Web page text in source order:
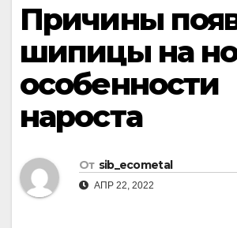
Причины
шипицы на
особенности
нароста
От sib_ecometal
АПР 22, 2022